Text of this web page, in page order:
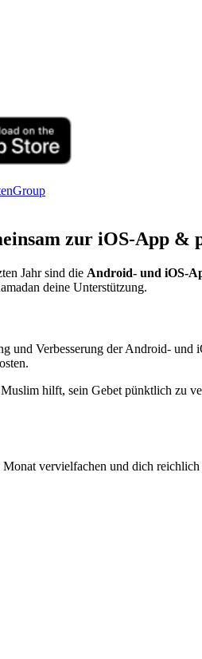
zur iOS-App &
Jahr sind die Android- und iOS-
deine Unterstützung.
und Verbesserung der Android- und
hilft, sein Gebet pünktlich zu
vervielfachen und dich